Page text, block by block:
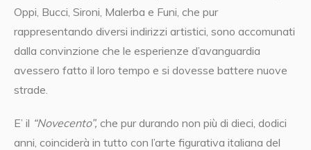
Oppi, Bucci, Sironi, Malerba e Funi, che pur
rappresentando diversi indirizzi artistici, sono accomunati
dalla convinzione che le esperienze d’avanguardia
avessero fatto il loro tempo e si dovesse battere nuove
strade.
E’ il “Novecento”, che pur durando non più di dieci, dodici
anni, coinciderà in tutto con l’arte figurativa italiana del